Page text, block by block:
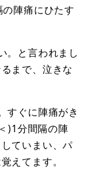
陣痛にひたす
。と言われまし
まで、泣きな
すぐに陣痛がき
)1分間隔の陣
ていまい、パ
えてます。